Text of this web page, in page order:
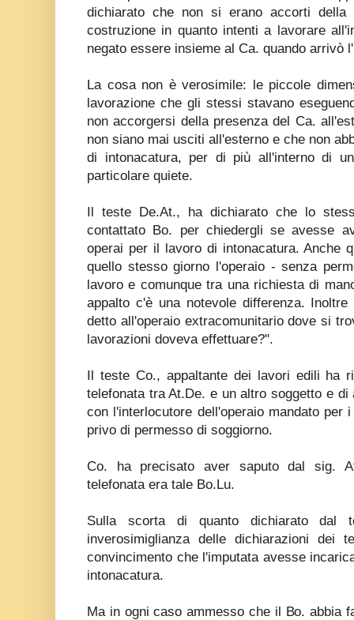
dichiarato che non si erano accorti della
costruzione in quanto intenti a lavorare
negato essere insieme al Ca. quando arrivò
La cosa non è verosimile: le piccole
lavorazione che gli stessi stavano
non accorgersi della presenza del Ca.
non siano mai usciti all'esterno e che non
di intonacatura, per di più all'interno di
particolare quiete.
Il teste De.At., ha dichiarato che lo
contattato Bo. per chiedergli se avesse
operai per il lavoro di intonacatura. Anche
quello stesso giorno l'operaio - senza
lavoro e comunque tra una richiesta di
appalto c'è una notevole differenza.
detto all'operaio extracomunitario dove si
lavorazioni doveva effettuare?".
Il teste Co., appaltante dei lavori edili ha
telefonata tra At.De. e un altro soggetto e
con l'interlocutore dell'operaio mandato per
privo di permesso di soggiorno.
Co. ha precisato aver saputo dal sig.
telefonata era tale Bo.Lu.
Sulla scorta di quanto dichiarato dal
inverosimiglianza delle dichiarazioni
convincimento che l'imputata avesse
intonacatura.
Ma in ogni caso ammesso che il Bo. abbia